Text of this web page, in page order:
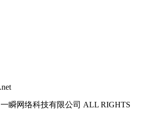
瞬网络科技有限公司 ALL RIGHTS